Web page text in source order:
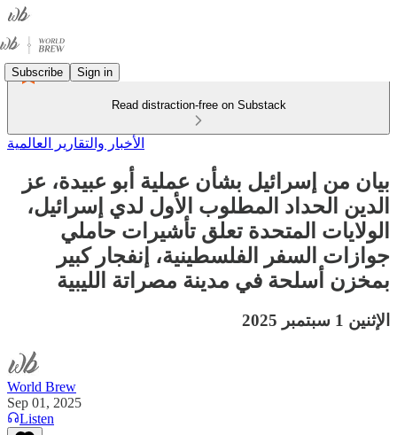
Subscribe Sign in
Read distraction-free on Substack
الأخبار والتقارير العالمية
بيان من إسرائيل بشأن عملية أبو عبيدة، عز
الدين الحداد المطلوب الأول لدي إسرائيل،
الولايات المتحدة تعلق تأشيرات حاملي
جوازات السفر الفلسطينية، إنفجار كبير
بمخزن أسلحة في مدينة مصراتة الليبية
الإثنين 1 سبتمبر 2025
World Brew
Sep 01, 2025
Listen